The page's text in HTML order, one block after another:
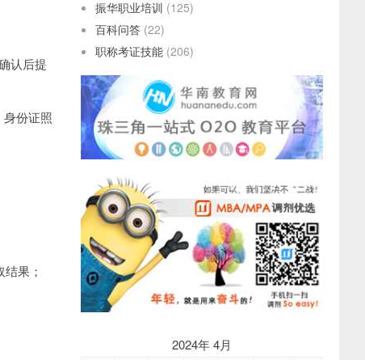
认后提
份证照
果；
振华职业培训 (125)
百科问答 (22)
职称考证技能 (206)
2024年 4月